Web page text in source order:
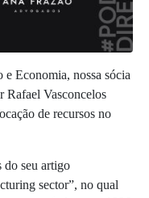
Economia, nossa sócia
Rafael Vasconcelos
de recursos no
do seu artigo
sector”, no qual